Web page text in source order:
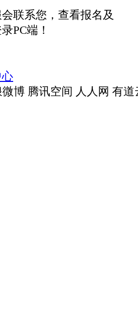
联系您，查看报名及
PC端！
博 腾讯空间 人人网 有道